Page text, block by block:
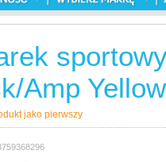
Amp Yellow
jako pierwszy